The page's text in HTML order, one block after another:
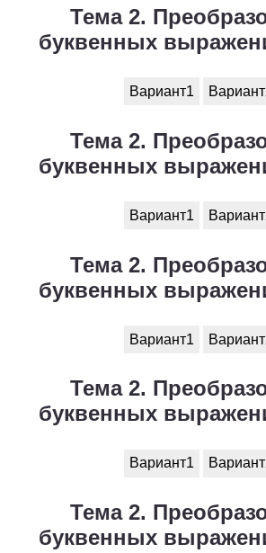
Тема 2.
буквенных
Вариант1
Тема 2.
буквенных
Вариант1
Тема 2.
буквенных
Вариант1
Тема 2.
буквенных
Вариант1
Тема 2.
буквенных